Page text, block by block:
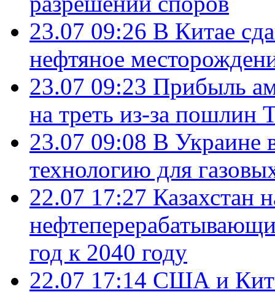
23.07 09:26 В Китае
нефтяное
23.07 09:23 Прибыль
на треть из-за пошлин
23.07 09:08 В Украине
технологию для
22.07 17:27 Казахстан
год к 2040 году
22.07 17:14 США и